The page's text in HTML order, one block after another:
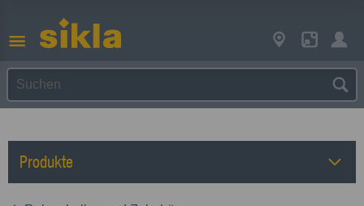
Produkte